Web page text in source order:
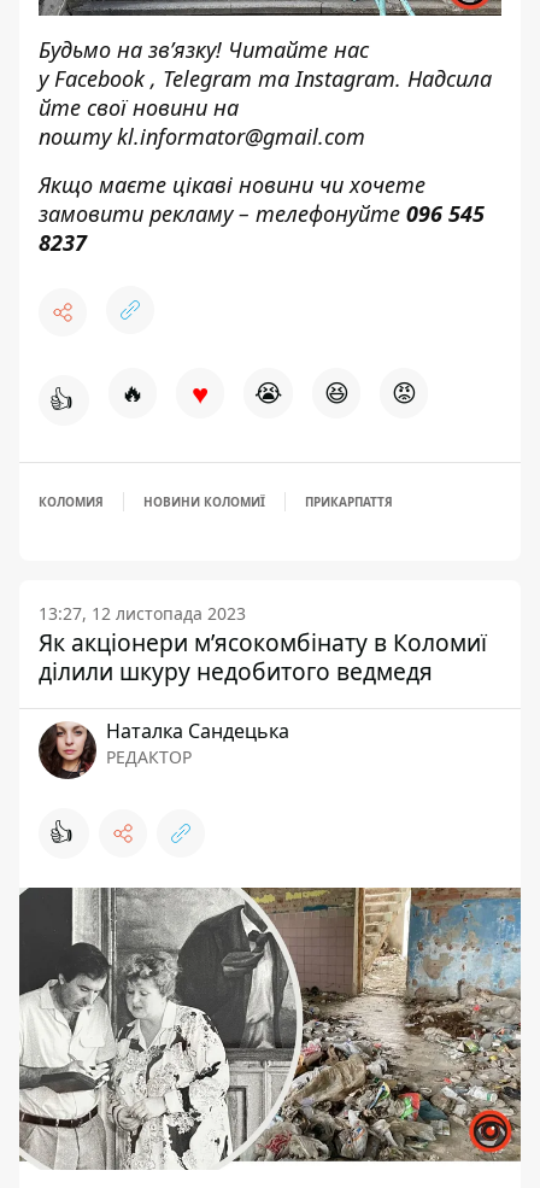
Будьмо на зв’язку! Читайте нас
уFacebook, Telegram таInstagram. Надсила
йте свої новини на
поштуkl.informator@gmail.com
Якщо маєте цікаві новини чи хочете
замовити рекламу – телефонуйте 096 545
8237
👍 🔥 ♥ 😭 😆 😡
КОЛОМИЯ НОВИНИ КОЛОМИЇ ПРИКАРПАТТЯ
13:27, 12 листопада 2023
Як акціонери м’ясокомбінату в Коломиї
ділили шкуру недобитого ведмедя
Наталка Сандецька
РЕДАКТОР
👍